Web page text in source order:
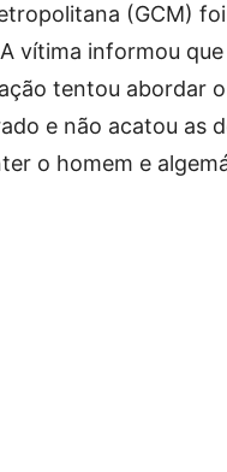
(GCM)
vítima informou
tentou abordar
e não acatou as
o homem e